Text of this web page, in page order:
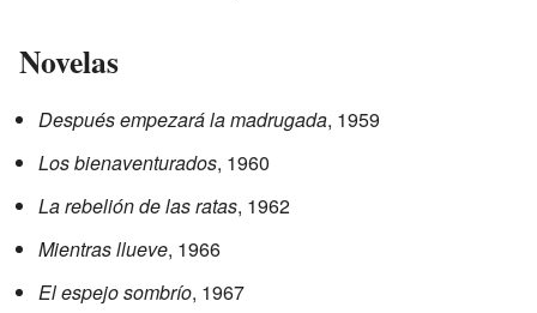
Novelas
Después empezará la madrugada, 1959
Los bienaventurados, 1960
La rebelión de las ratas, 1962
Mientras llueve, 1966
El espejo sombrío, 1967